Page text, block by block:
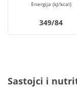
Energija (kJ/kcal)
349/84
Sastojci i